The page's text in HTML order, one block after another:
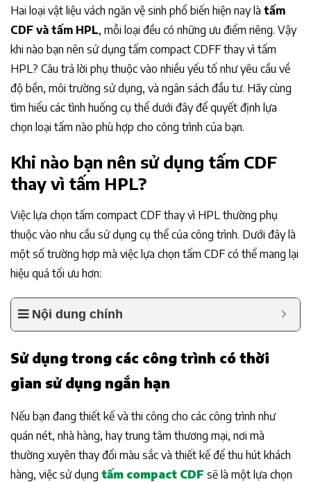
Hai loại vật liệu vách ngăn vệ sinh phổ biến hiện nay là tấm
CDF và tấm HPL, mỗi loại đều có những ưu điểm riêng. Vậy
khi nào bạn nên sử dụng tấm compact CDFF thay vì tấm
HPL? Câu trả lời phụ thuộc vào nhiều yếu tố như yêu cầu về
độ bền, môi trường sử dụng, và ngân sách đầu tư. Hãy cùng
tìm hiểu các tình huống cụ thể dưới đây để quyết định lựa
chọn loại tấm nào phù hợp cho công trình của bạn.
Khi nào bạn nên sử dụng tấm CDF
thay vì tấm HPL?
Việc lựa chọn tấm compact CDF thay vì HPL thường phụ
thuộc vào nhu cầu sử dụng cụ thể của công trình. Dưới đây là
một số trường hợp mà việc lựa chọn tấm CDF có thể mang lại
hiệu quả tối ưu hơn:
Nội dung chính
Sử dụng trong các công trình có thời
gian sử dụng ngắn hạn
Nếu bạn đang thiết kế và thi công cho các công trình như
quán nét, nhà hàng, hay trung tâm thương mại, nơi mà
thường xuyên thay đổi màu sắc và thiết kế để thu hút khách
hàng, việc sử dụng tấm compact CDF sẽ là một lựa chọn